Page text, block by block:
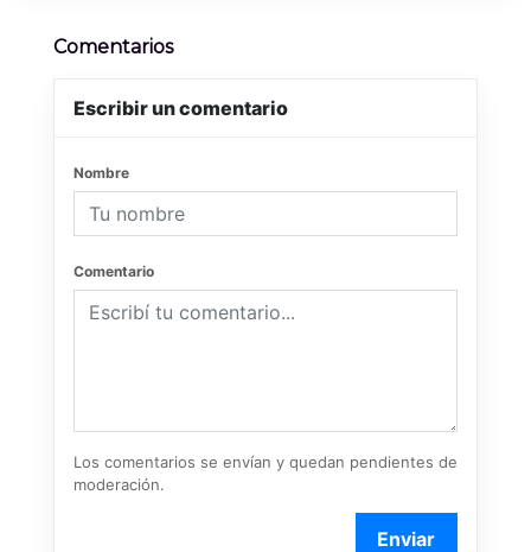
Comentarios
Escribir un comentario
Nombre
Comentario
Los comentarios se envían y quedan pendientes de
moderación.
Enviar